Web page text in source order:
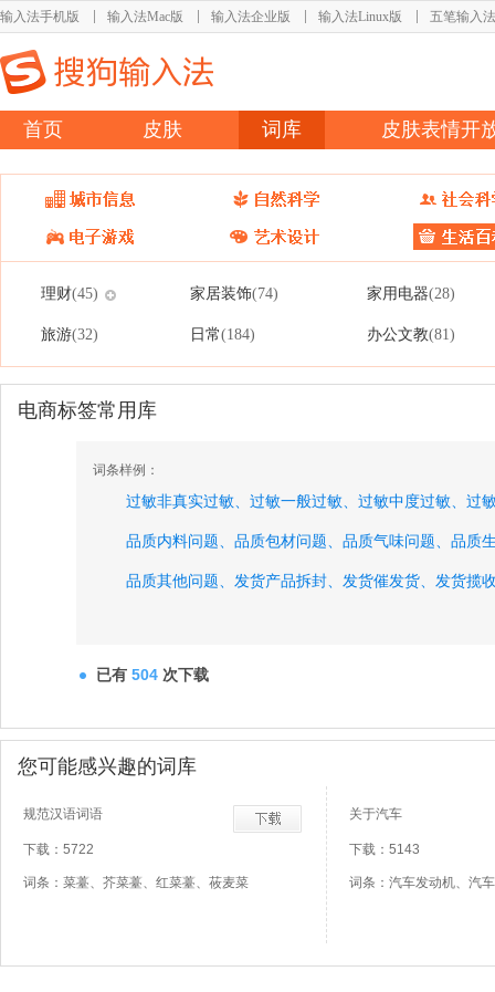
输入法手机版 输入法Mac版 输入法企业版 输入法Linux版 五笔输入法
首页 皮肤 词库 皮肤表情开
理财(45) 家居装饰(74) 家用电器(28)
旅游(32) 日常(184) 办公文教(81)
电商标签常用库
词条样例：
过敏非真实过敏、 过敏一般过敏、 过敏中度过敏、 过
品质内料问题、 品质包材问题、 品质气味问题、 品质
品质其他问题、 发货产品拆封、 发货催发货、 发货揽
已有 504 次下载
您可能感兴趣的词库
规范汉语词语
下载：5722
词条：菜薹、芥菜薹、红菜薹、莜麦菜
关于汽车
下载：5143
词条：汽车发动机、汽